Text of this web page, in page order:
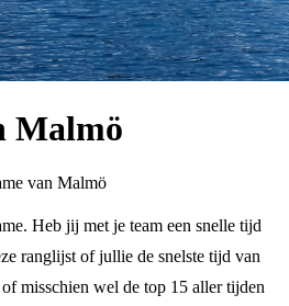
Malmö
van Malmö
Heb jij met je team een snelle tijd
ranglijst of jullie de snelste tijd van
misschien wel de top 15 aller tijden